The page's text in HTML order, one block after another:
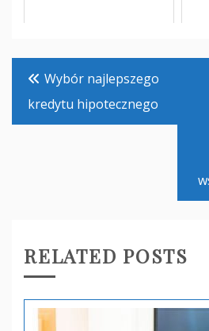
Nawigacja
wpisu
Wybór najlepszego
kredytu hipotecznego
RELATED POSTS